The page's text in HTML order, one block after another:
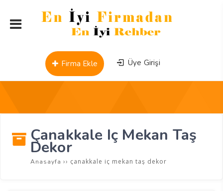
Üye Girişi
Firma Ekle
Çanakkale Iç Mekan Taş
Dekor
Anasayfa ›› çanakkale iç mekan taş dekor